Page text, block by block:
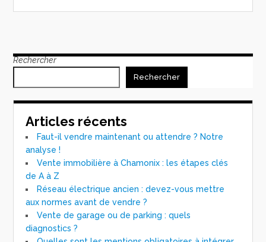
Rechercher
Rechercher
Articles récents
Faut-il vendre maintenant ou attendre ? Notre
analyse !
Vente immobilière à Chamonix : les étapes clés
de A à Z
Réseau électrique ancien : devez-vous mettre
aux normes avant de vendre ?
Vente de garage ou de parking : quels
diagnostics ?